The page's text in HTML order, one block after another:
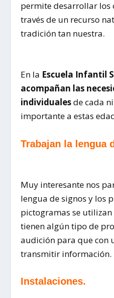
permite desarrollar los
través de un recurso
tradición tan nuestra.
En la Escuela Infantil
acompañan las
individualesde cada
importante a estas
Trabajan la lengua
Muy interesante nos
lengua de signos y los
pictogramas se
tienen algún tipo de
audición para que con
transmitir información.
Instalaciones.